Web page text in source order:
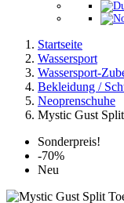
Startseite
Wassersport
Wassersport-
Bekleidung /
Neoprenschuhe
Mystic Gust
Sonderpreis!
-70%
Neu